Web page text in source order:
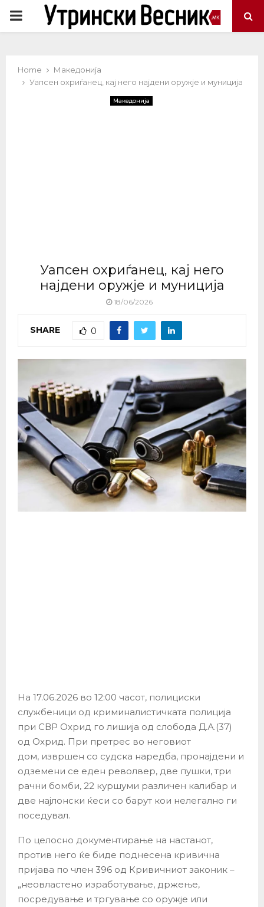
PRIMARY
Home
Македонија
Уапсен охриѓанец, кај него најдени оружје и муниција
Македонија
Уапсен охриѓанец, кај него
најдени оружје и муниција
18/06/2026
SHARE 0
На 17.06.2026 во 12:00 часот, полициски
службеници од криминалистичката полиција
при СВР Охрид го лишија од слобода Д.А.(37)
од Охрид. При претрес во неговиот
дом, извршен со судска наредба, пронајдени и
одземени се еден револвер, две пушки, три
рачни бомби, 22 куршуми различен калибар и
две најлонски ќеси со барут кои нелегално ги
поседувал.
По целосно документирање на настанот,
против него ќе биде поднесена кривична
пријава по член 396 од Кривичниот законик –
„неовластено изработување, држење,
посредување и тргување со оружје или